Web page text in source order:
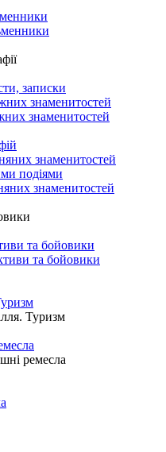
записки
знаменитостей
знаменитостей
знаменитостей
подіями
знаменитостей
та бойовики
та бойовики
Туризм
ремесла